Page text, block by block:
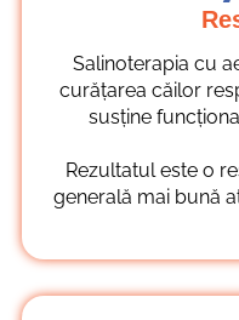
Salinoterapia cu
curățarea căilor
susține
Rezultatul este o
generală mai bună